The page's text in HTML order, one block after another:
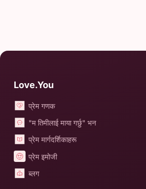
Love.You
प्रेम गणक
"म तिमीलाई माया गर्छु" भन
प्रेम मार्गदर्शिकाहरू
प्रेम इमोजी
ब्लग